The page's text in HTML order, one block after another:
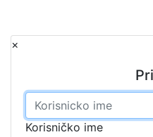
×
Korisničko ime